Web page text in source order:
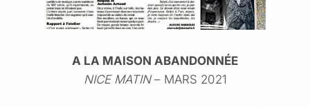
A LA MAISON ABANDONNÉE
NICE MATIN– MARS 2021